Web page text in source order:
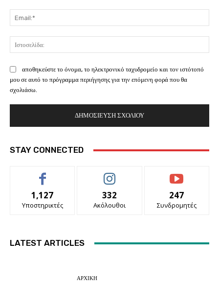
αποθηκεύστε το όνομα, το ηλεκτρονικό ταχυδρομείο και τον ιστότοπό
μου σε αυτό το πρόγραμμα περιήγησης για την επόμενη φορά που θα
σχολιάσω.
STAY CONNECTED
1,127
Υποστηρικτές
332
Ακόλουθοι
247
Συνδρομητές
LATEST ARTICLES
ΑΡΧΙΚΗ